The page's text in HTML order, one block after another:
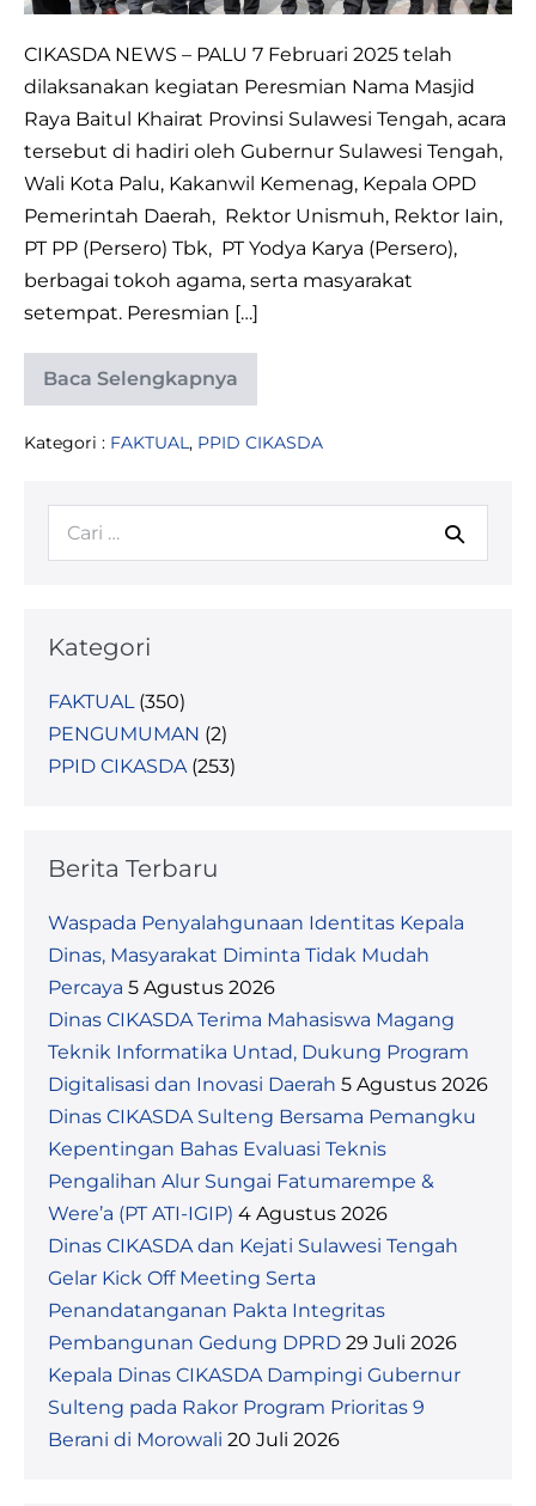
CIKASDA NEWS – PALU 7 Februari 2025 telah
dilaksanakan kegiatan Peresmian Nama Masjid
Raya Baitul Khairat Provinsi Sulawesi Tengah, acara
tersebut di hadiri oleh Gubernur Sulawesi Tengah,
Wali Kota Palu, Kakanwil Kemenag, Kepala OPD
Pemerintah Daerah, Rektor Unismuh, Rektor Iain,
PT PP (Persero) Tbk, PT Yodya Karya (Persero),
berbagai tokoh agama, serta masyarakat
setempat. Peresmian […]
Baca Selengkapnya
Gubernur
Rusdy
Resmikan
Raya
Kategori : FAKTUAL, PPID CIKASDA
Pencarian
Kategori
FAKTUAL(350)
PENGUMUMAN (2)
PPID CIKASDA(253)
Berita Terbaru
Waspada Penyalahgunaan Identitas Kepala
Dinas, Masyarakat Diminta Tidak Mudah
Percaya 5 Agustus 2026
Dinas CIKASDA Terima Mahasiswa Magang
Teknik Informatika Untad, Dukung Program
Digitalisasi dan Inovasi Daerah 5 Agustus 2026
Dinas CIKASDA Sulteng Bersama Pemangku
Kepentingan Bahas Evaluasi Teknis
Pengalihan Alur Sungai Fatumarempe &
Were’a (PT ATI-IGIP) 4 Agustus 2026
Dinas CIKASDA dan Kejati Sulawesi Tengah
Gelar Kick Off Meeting Serta
Penandatanganan Pakta Integritas
Pembangunan Gedung DPRD 29 Juli 2026
Kepala Dinas CIKASDA Dampingi Gubernur
Sulteng pada Rakor Program Prioritas 9
Berani di Morowali 20 Juli 2026